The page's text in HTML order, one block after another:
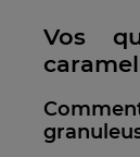
Vos